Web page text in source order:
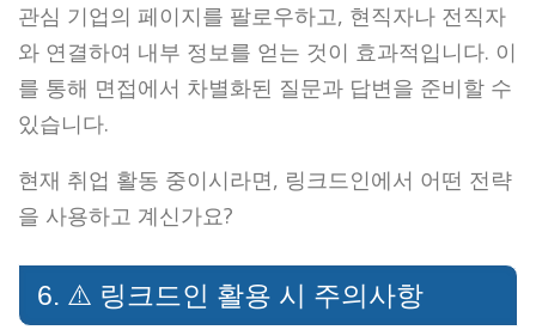
관심 기업의 페이지를 팔로우하고, 현직자나 전직자
와 연결하여 내부 정보를 얻는 것이 효과적입니다. 이
를 통해 면접에서 차별화된 질문과 답변을 준비할 수
있습니다.
현재 취업 활동 중이시라면, 링크드인에서 어떤 전략
을 사용하고 계신가요?
6. ⚠️ 링크드인 활용 시 주의사항